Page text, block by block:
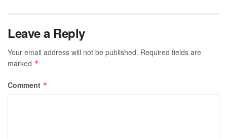
Leave a Reply
Your email address will not be published. Required fields are
marked *
Comment *